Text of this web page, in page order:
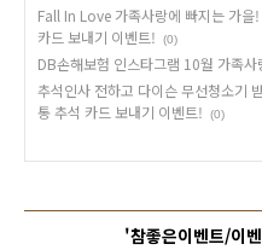
Fall In Love 가족사랑에 빠지는 가을
카드 보내기 이벤트!
(0)
DB손해보험 인스타그램 10월 가족사
추석인사 전하고 다이슨 무선청소기
통 추석 카드 보내기 이벤트!
(0)
'참좋은이벤트/이